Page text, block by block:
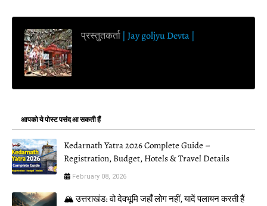
प्रस्तुतकर्ता | Jay goljyu Devta |
आपको ये पोस्ट पसंद आ सकती हैं
Kedarnath Yatra 2026 Complete Guide –
Registration, Budget, Hotels & Travel Details
February 08, 2026
🏔️ उत्तराखंड: वो देवभूमि जहाँ लोग नहीं, यादें पलायन करती हैं